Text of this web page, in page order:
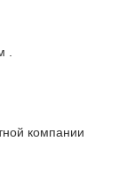
.
компании